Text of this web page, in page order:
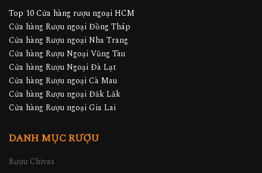
Top 10 Cửa hàng rượu ngoại HCM
Cửa hàng Rượu ngoại Đồng Tháp
Cửa hàng Rượu ngoại Nha Trang
Cửa hàng Rượu Ngoại Vũng Tàu
Cửa hàng Rượu Ngoại Đà Lạt
Cửa hàng Rượu ngoại Cà Mau
Cửa hàng Rượu ngoại Đăk Lăk
Cửa hàng Rượu ngoại Gia Lai
DANH MỤC RƯỢU
Rượu Chivas